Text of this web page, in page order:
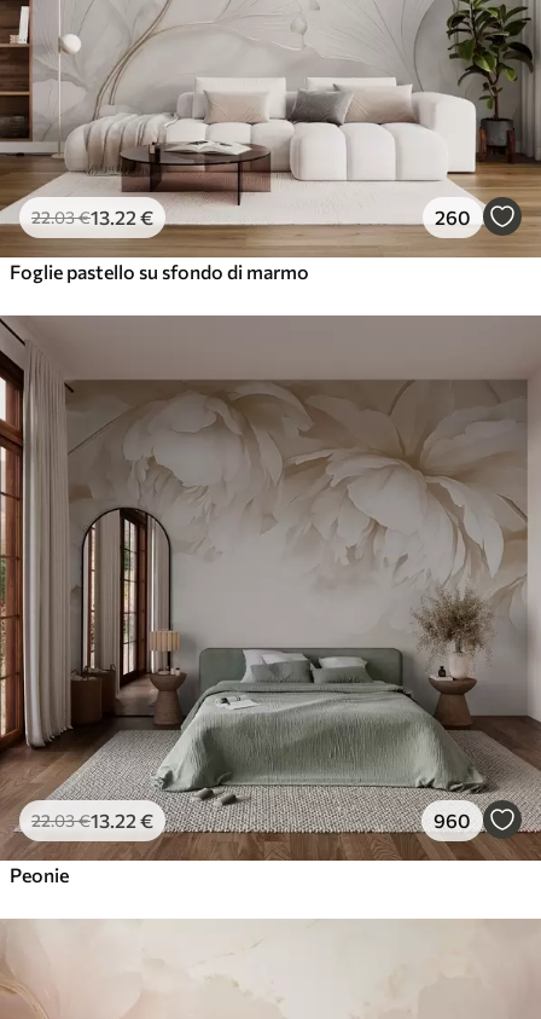
22.03€13.22€ 260
Foglie pastello su sfondo di marmo
22.03€13.22 € 960
Peonie